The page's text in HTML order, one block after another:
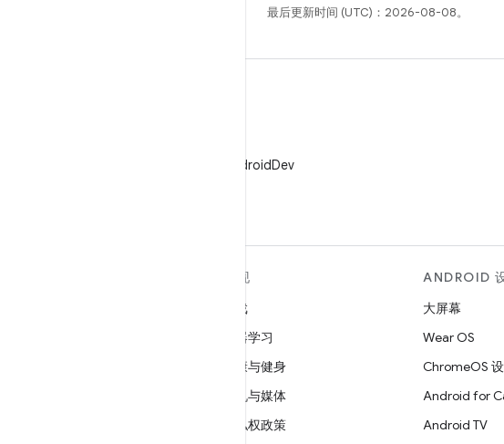
最后更新时间 (UTC)：2026-08-08。
在 X 上关注 @AndroidDev
发现
游戏
机器学习
健康与健身
相机与媒体
隐私权政策
ANDROID
大屏幕
Wear OS
ChromeOS
Android for
Android TV